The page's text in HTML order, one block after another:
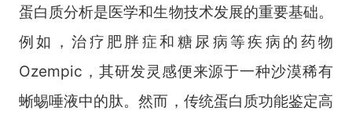
蛋白质分析是医学和生物技术发展的重要基础。
例如，治疗肥胖症和糖尿病等疾病的药物
Ozempic ，其研发灵感便来源于一种沙漠稀有
蜥蜴唾液中的肽。然而，传统蛋白质功能鉴定高